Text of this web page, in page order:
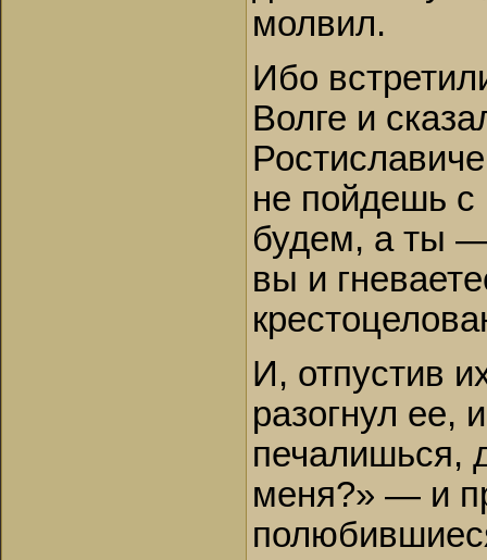
молвил.
Ибо
Волге и
не пойдешь
будем, а ты
вы и
И, отпустив
разогнул ее,
печалишься,
меня?» — и